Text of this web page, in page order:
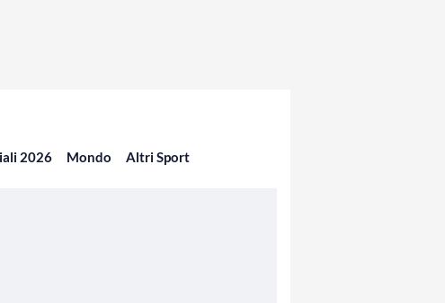
2026 Mondo Altri Sport